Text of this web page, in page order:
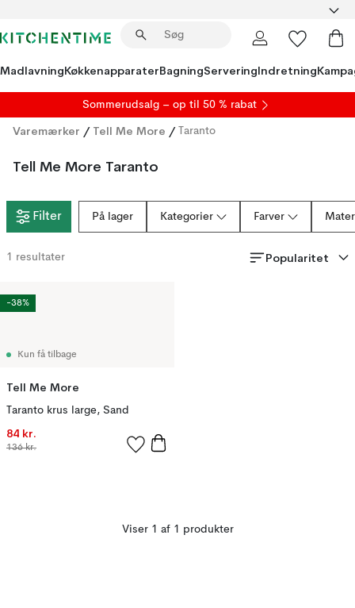
MadlavningKøkkenapparaterBagningServeringIndretning
Sommerudsalg – op til 50 % rabat
Varemærker / Tell Me More / Taranto
Tell Me More Taranto
Filter På lager Kategorier Farver
1 resultater Popularitet
Kun få tilbage
Tell Me More
Taranto krus large, Sand
84 kr.
136 kr.
-38%
Viser 1 af 1 produkter